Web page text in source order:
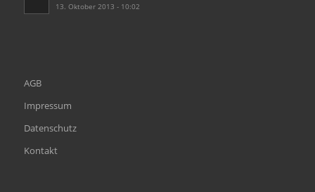
13. Oktober 2013 - 10:02
AGB
Impressum
Datenschutz
Kontakt